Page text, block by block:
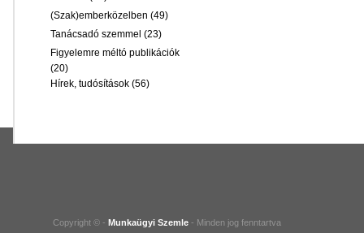
(Szak)emberközelben (49)
Tanácsadó szemmel (23)
Figyelemre méltó publikációk
(20)
Hírek, tudósítások (56)
Copyright © - Munkaügyi Szemle - Minden jog fenntartva